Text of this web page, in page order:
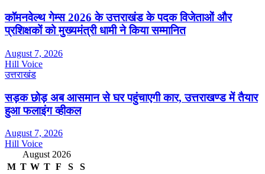
कॉमनवेल्थ गेम्स 2026 के उत्तराखंड के पदक विजेताओं और
प्रशिक्षकों को मुख्यमंत्री धामी ने किया सम्मानित
August 7, 2026
Hill Voice
उत्तराखंड
सड़क छोड़ अब आसमान से घर पहुंचाएगी कार, उत्तराखण्ड में तैयार
हुआ फलाइंग व्हीकल
August 7, 2026
Hill Voice
August 2026
M T W T F S
S